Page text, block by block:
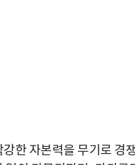
한 자본력을 무기로 경